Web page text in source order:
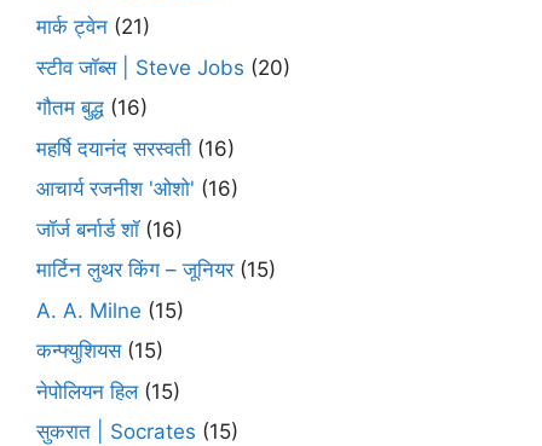
मार्क ट्वेन (21)
स्टीव जॉब्स | Steve Jobs (20)
गौतम बुद्ध (16)
महर्षि दयानंद सरस्वती (16)
आचार्य रजनीश 'ओशो' (16)
जॉर्ज बर्नार्ड शॉ(16)
मार्टिन लुथर किंग – जूनियर(15)
A. A. Milne (15)
कन्फ्युशियस(15)
नेपोलियन हिल(15)
सुकरात | Socrates (15)